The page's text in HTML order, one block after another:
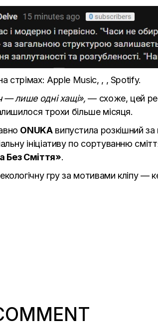
стрімах: Apple Music, , , Spotify.
— лише одні хащі», — схоже, цей
трохи більше місяця.
ONUKAвипустила розкішний за
ініціативу по сортуванню
Без Сміття».
груза мотивами кліпу —